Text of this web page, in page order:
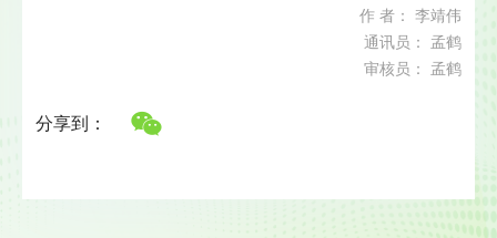
作 者： 李靖伟
通讯员： 孟鹤
审核员： 孟鹤
分享到：